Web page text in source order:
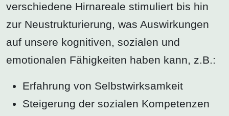
verschiedene Hirnareale stimuliert bis hin
zur Neustrukturierung, was Auswirkungen
auf unsere kognitiven, sozialen und
emotionalen Fähigkeiten haben kann, z.B.:
Erfahrung von Selbstwirksamkeit
Steigerung der sozialen Kompetenzen